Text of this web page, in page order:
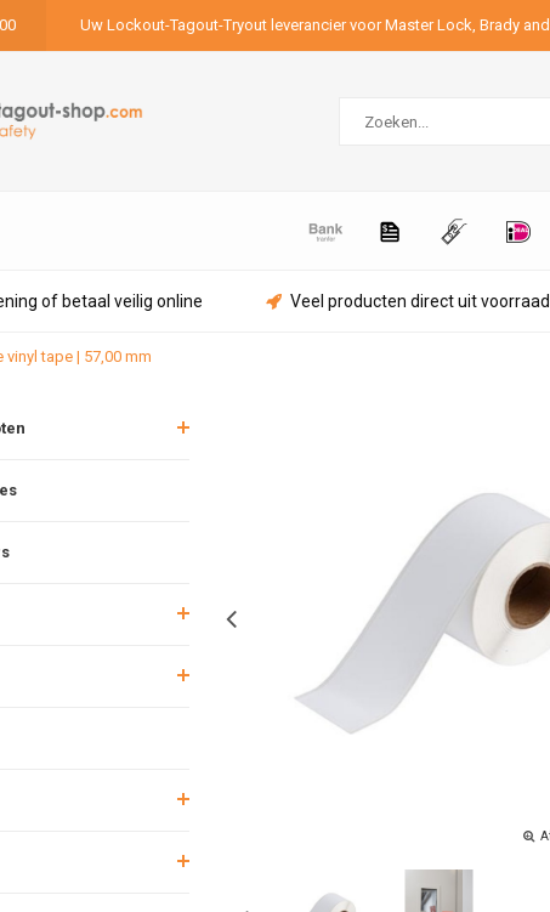
Uw Lockout-Tagout-Tryout leverancier voor Master Lock, Brady
of betaal veilig online Veel producten direct uit
vinyl tape | 57,00 mm